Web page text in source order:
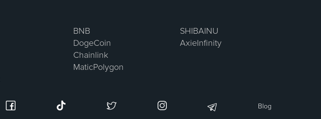
BNB
DogeCoin
Chainlink
MaticPolygon
SHIBAINU
AxieInfinity
Blog